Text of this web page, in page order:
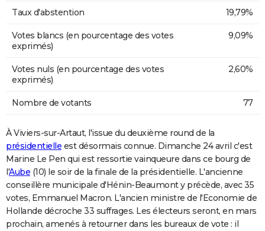
Taux d'abstention 19,79%
Votes blancs (en pourcentage des votes
exprimés)
9,09%
Votes nuls (en pourcentage des votes
exprimés)
2,60%
Nombre de votants 77
À Viviers-sur-Artaut, l'issue du deuxième round de la
présidentielle est désormais connue. Dimanche 24 avril c'est
Marine Le Pen qui est ressortie vainqueure dans ce bourg de
l'Aube (10) le soir de la finale de la présidentielle. L'ancienne
conseillère municipale d'Hénin-Beaumont y précède, avec 35
votes, Emmanuel Macron. L'ancien ministre de l'Economie de
Hollande décroche 33 suffrages. Les électeurs seront, en mars
prochain, amenés à retourner dans les bureaux de vote : il